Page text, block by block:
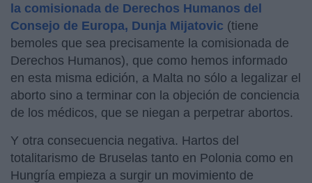
la comisionada de Derechos Humanos del
Consejo de Europa, Dunja Mijatovic (tiene
bemoles que sea precisamente la comisionada de
Derechos Humanos), que como hemos informado
en esta misma edición, a Malta no sólo a legalizar el
aborto sino a terminar con la objeción de conciencia
de los médicos, que se niegan a perpetrar abortos.
Y otra consecuencia negativa. Hartos del
totalitarismo de Bruselas tanto en Polonia como en
Hungría empieza a surgir un movimiento de